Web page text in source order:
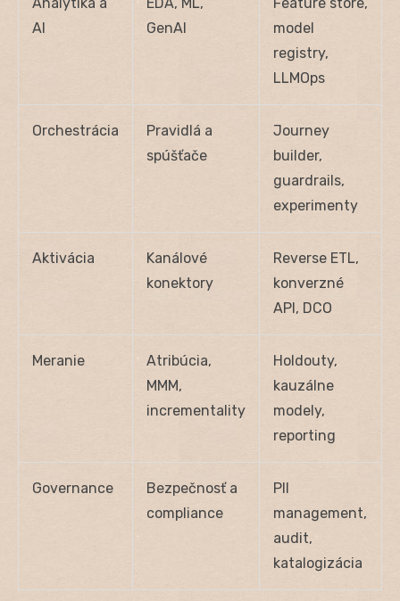
AI
GenAI
model
registry,
LLMOps
Orchestrácia
Pravidlá a
spúšťače
Journey
builder,
guardrails,
experimenty
Aktivácia
Kanálové
konektory
Reverse ETL,
konverzné
API, DCO
Meranie
Atribúcia,
MMM,
incrementality
Holdouty,
kauzálne
modely,
reporting
Governance
Bezpečnosť a
compliance
PII
management,
audit,
katalogizácia